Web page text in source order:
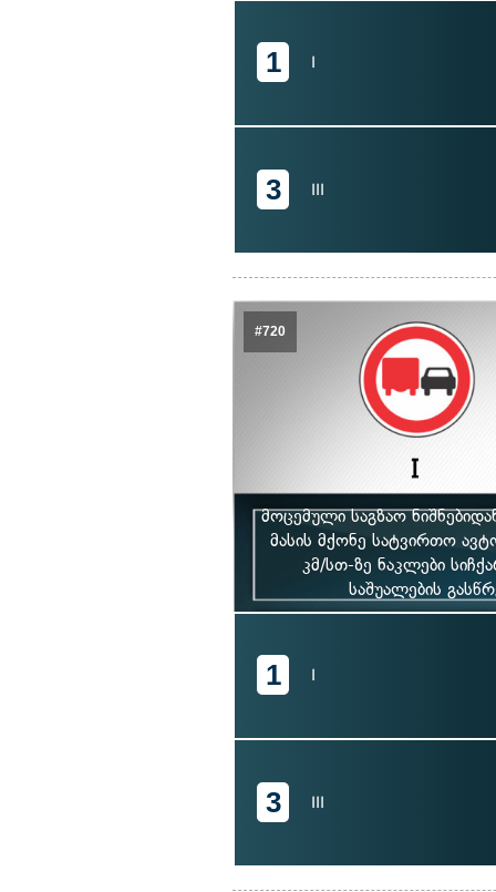
1 I
3 III
#720
მოცემული საგზაო
მასის მქონე სატვირთო
კმ/სთ-ზე ნაკლები
საშუალების
1 I
3 III